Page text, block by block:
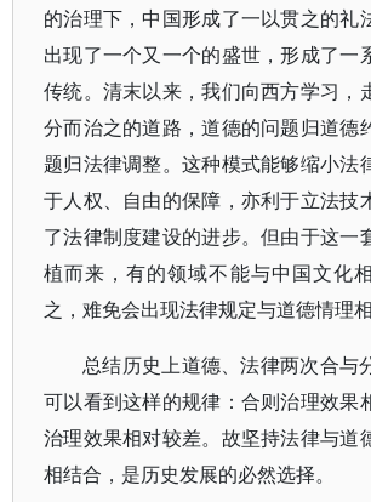
的治理下，中国形成了一以贯之的礼
出现了一个又一个的盛世，形成了一
传统。清末以来，我们向西方学习，
分而治之的道路，道德的问题归道德
题归法律调整。这种模式能够缩小法
于人权、自由的保障，亦利于立法技
了法律制度建设的进步。但由于这一
植而来，有的领域不能与中国文化
之，难免会出现法律规定与道德情理相
总结历史上道德、法律两次合与
可以看到这样的规律：合则治理效果
治理效果相对较差。故坚持法律与道
相结合，是历史发展的必然选择。